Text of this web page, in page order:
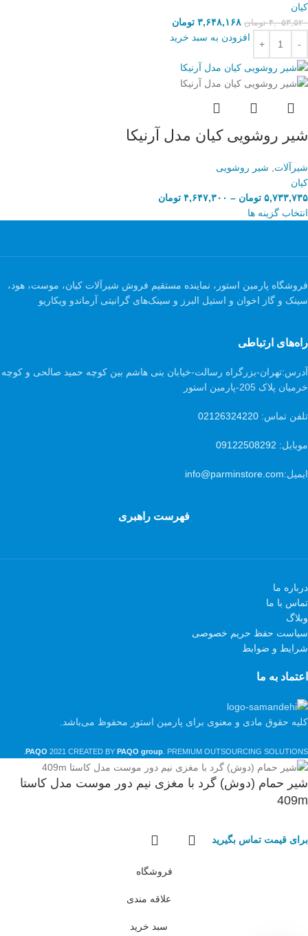
کیان
۴,۰۵۳,۵۲۰ تومان ۳,۶۴۸,۱۶۸ تومان
افزودن به سبد خرید
شیر روشویی کیان مدل آرنیکا
شیرآلات
شیر روشویی
کیان
۵,۷۳۳,۷۳۵ تومان – ۴,۶۴۷,۳۰۰ تومان
انتخاب گزینه ها
فروشگاه پارمین استور، نماینده مستقیم فروش شیرآلات کیان، موست، هود،
سینک و گاز اخوان و استیل البرز و سینک‌های گرانیتی آرماندو ویکاریو
راه‌های ارتباطی
آدرس:تهران-بزرگراه رسالت-خیابان بنی هاشم بین کوچه حمید صالحی و کوچه
خرمیان پلاک 205-پارمین استور
تلفن تماس: 02126324220
موبایل: 09122508292
ایمیل:info@parminstore.com
فهرست راهبری
درباره ما
تماس با ما
وبلاگ
سیاست حفظ حریم خصوصی
شرایط و ضوابط
اعتماد به ما
کلیه حقوق مادی و معنوی برای پارمین استور محفوظ می‌باشد.
PAQO 2021 CREATED BY PAQO group . PREMIUM OUTSOURCING SOLUTIONS.
شیر حمام (دوش) گرد با مغزی نیم دور موست مدل کاستا
409m
برای قیمت تماس بگیرید
فروشگاه
علاقه مندی
سبد خرید